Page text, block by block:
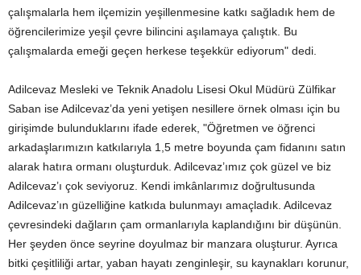
çalışmalarla hem ilçemizin yeşillenmesine katkı sağladık hem de
öğrencilerimize yeşil çevre bilincini aşılamaya çalıştık. Bu
çalışmalarda emeği geçen herkese teşekkür ediyorum" dedi.
Adilcevaz Mesleki ve Teknik Anadolu Lisesi Okul Müdürü Zülfikar
Saban ise Adilcevaz’da yeni yetişen nesillere örnek olması için bu
girişimde bulunduklarını ifade ederek, "Öğretmen ve öğrenci
arkadaşlarımızın katkılarıyla 1,5 metre boyunda çam fidanını satın
alarak hatıra ormanı oluşturduk. Adilcevaz’ımız çok güzel ve biz
Adilcevaz’ı çok seviyoruz. Kendi imkânlarımız doğrultusunda
Adilcevaz’ın güzelliğine katkıda bulunmayı amaçladık. Adilcevaz
çevresindeki dağların çam ormanlarıyla kaplandığını bir düşünün.
Her şeyden önce seyrine doyulmaz bir manzara oluşturur. Ayrıca
bitki çeşitliliği artar, yaban hayatı zenginleşir, su kaynakları korunur,